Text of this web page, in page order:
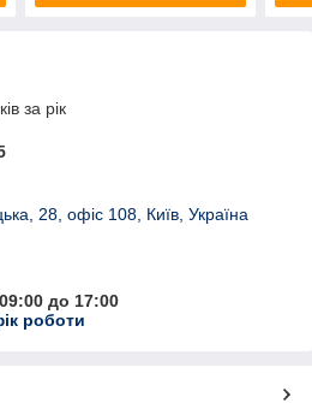
за рік
28, офіс 108, Київ, Україна
до 17:00
роботи